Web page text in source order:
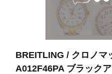
BREITLING / クロノマ
A012F46PA ブラック